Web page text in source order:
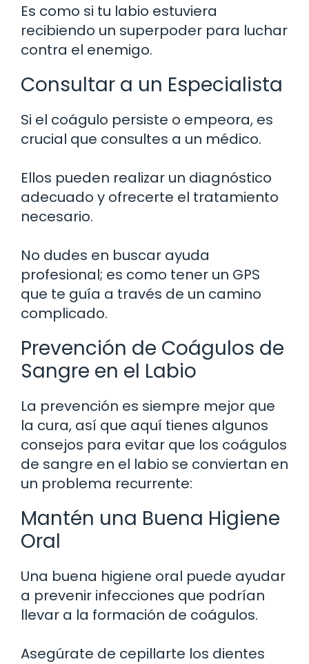
Es como si tu labio estuviera
recibiendo un superpoder para luchar
contra el enemigo.
Consultar a un Especialista
Si el coágulo persiste o empeora, es
crucial que consultes a un médico.
Ellos pueden realizar un diagnóstico
adecuado y ofrecerte el tratamiento
necesario.
No dudes en buscar ayuda
profesional; es como tener un GPS
que te guía a través de un camino
complicado.
Prevención de Coágulos de
Sangre en el Labio
La prevención es siempre mejor que
la cura, así que aquí tienes algunos
consejos para evitar que los coágulos
de sangre en el labio se conviertan en
un problema recurrente:
Mantén una Buena Higiene
Oral
Una buena higiene oral puede ayudar
a prevenir infecciones que podrían
llevar a la formación de coágulos.
Asegúrate de cepillarte los dientes